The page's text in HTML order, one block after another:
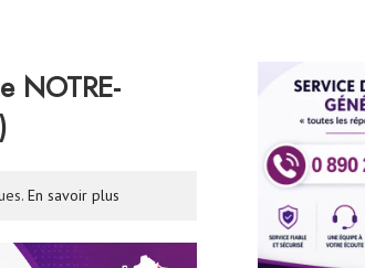
NOTRE-
En savoir plus